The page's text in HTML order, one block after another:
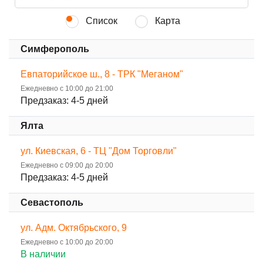
Список Карта
Симферополь
Евпаторийское ш., 8 - ТРК "Меганом"
Ежедневно с 10:00 до 21:00
Предзаказ: 4-5 дней
Ялта
ул. Киевская, 6 - ТЦ "Дом Торговли"
Ежедневно с 09:00 до 20:00
Предзаказ: 4-5 дней
Севастополь
ул. Адм. Октябрьского, 9
Ежедневно с 10:00 до 20:00
В наличии